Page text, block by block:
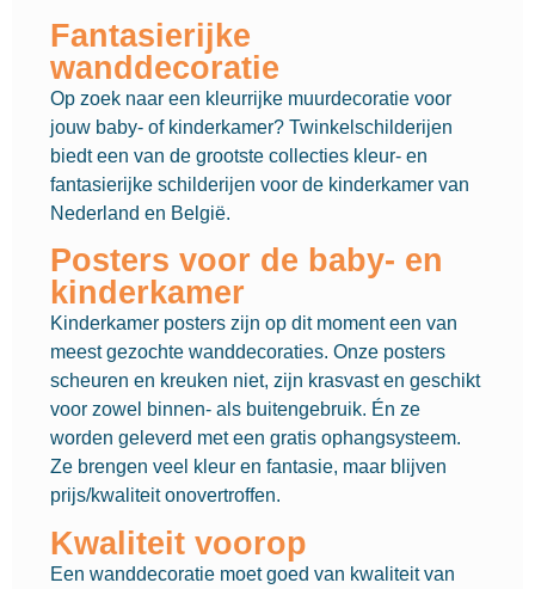
Fantasierijke
wanddecoratie
Op zoek naar een kleurrijke muurdecoratie voor
jouw baby- of kinderkamer? Twinkelschilderijen
biedt een van de grootste collecties kleur- en
fantasierijke schilderijen voor de kinderkamer van
Nederland en België.
Posters voor de baby- en
kinderkamer
Kinderkamer posters zijn op dit moment een van
meest gezochte wanddecoraties. Onze posters
scheuren en kreuken niet, zijn krasvast en geschikt
voor zowel binnen- als buitengebruik. Én ze
worden geleverd met een gratis ophangsysteem.
Ze brengen veel kleur en fantasie, maar blijven
prijs/kwaliteit onovertroffen.
Kwaliteit voorop
Een wanddecoratie moet goed van kwaliteit van